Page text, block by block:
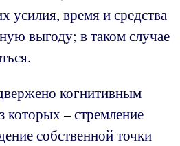
усилия, время и средства
выгоду; в таком случае
когнитивным
которых – стремление
собственной точки